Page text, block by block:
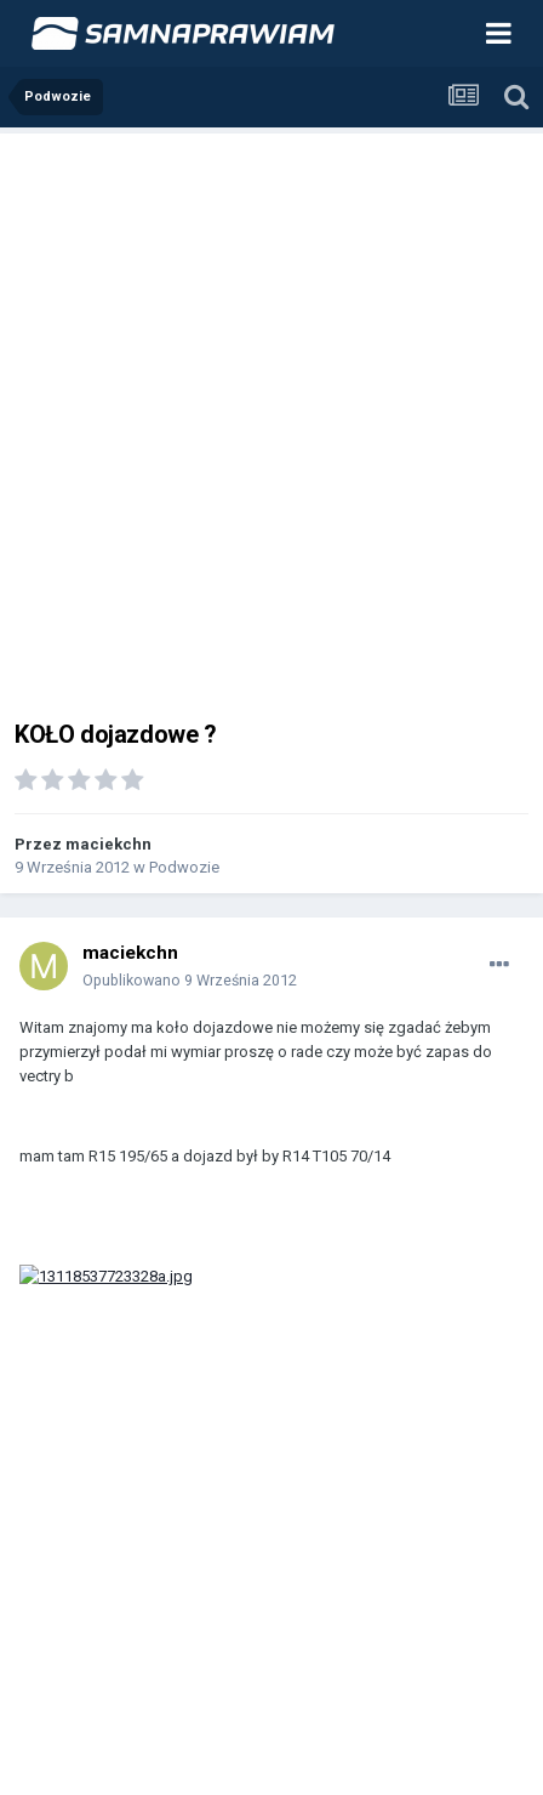
Podwozie
KOŁO dojazdowe ?
Przez maciekchn
9 Września 2012 w Podwozie
maciekchn
Opublikowano 9 Września 2012
Witam znajomy ma koło dojazdowe nie możemy się zgadać żebym
przymierzył podał mi wymiar proszę o rade czy może być zapas do
vectry b
mam tam R15 195/65 a dojazd był by R14 T105 70/14